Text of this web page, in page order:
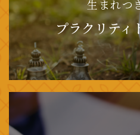
生まれつ
プラクリティ